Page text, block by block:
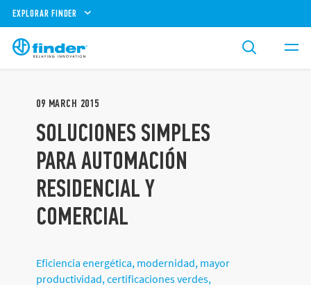
EXPLORAR FINDER
09 MARCH 2015
SOLUCIONES SIMPLES
PARA AUTOMACIÓN
RESIDENCIAL Y
COMERCIAL
Eficiencia energética, modernidad, mayor
productividad, certificaciones verdes,